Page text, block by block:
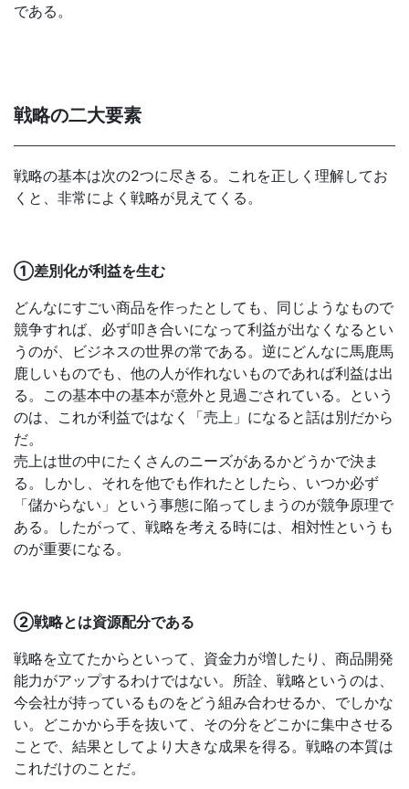
である。
戦略の二大要素
戦略の基本は次の2つに尽きる。これを正しく理解してお
くと、非常によく戦略が見えてくる。
①差別化が利益を生む
どんなにすごい商品を作ったとしても、同じようなもので
競争すれば、必ず叩き合いになって利益が出なくなるとい
うのが、ビジネスの世界の常である。逆にどんなに馬鹿馬
鹿しいものでも、他の人が作れないものであれば利益は出
る。この基本中の基本が意外と見過ごされている。という
のは、これが利益ではなく「売上」になると話は別だから
だ。
売上は世の中にたくさんのニーズがあるかどうかで決ま
る。しかし、それを他でも作れたとしたら、いつか必ず
「儲からない」という事態に陥ってしまうのが競争原理で
ある。したがって、戦略を考える時には、相対性というも
のが重要になる。
②戦略とは資源配分である
戦略を立てたからといって、資金力が増したり、商品開発
能力がアップするわけではない。所詮、戦略というのは、
今会社が持っているものをどう組み合わせるか、でしかな
い。どこかから手を抜いて、その分をどこかに集中させる
ことで、結果としてより大きな成果を得る。戦略の本質は
これだけのことだ。